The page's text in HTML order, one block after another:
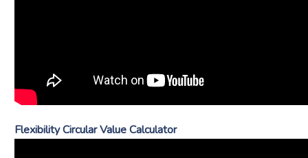
Flexibility Circular Value Calculator